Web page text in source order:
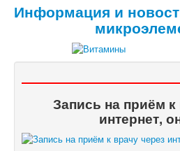
Информация и
Запись на приём к
интернет,